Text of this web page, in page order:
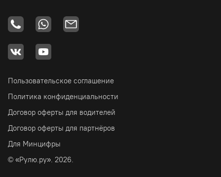
Пользовательское соглашение
Политика конфиденциальности
Договор оферты для водителей
Договор оферты для партнёров
Для Минцифры
© «Рулю.ру». 2026.